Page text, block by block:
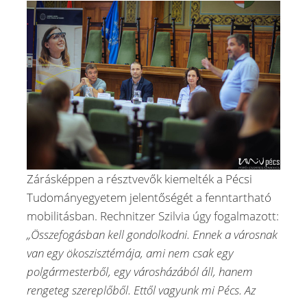
Zárásképpen a résztvevők kiemelték a Pécsi
Tudományegyetem jelentőségét a fenntartható
mobilitásban. Rechnitzer Szilvia úgy fogalmazott:
„Összefogásban kell gondolkodni. Ennek a városnak
van egy ökoszisztémája, ami nem csak egy
polgármesterből, egy városházából áll, hanem
rengeteg szereplőből. Ettől vagyunk mi Pécs. Az